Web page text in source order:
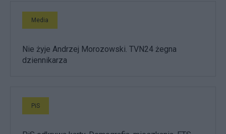
Media
Nie żyje Andrzej Morozowski. TVN24 żegna
dziennikarza
PiS